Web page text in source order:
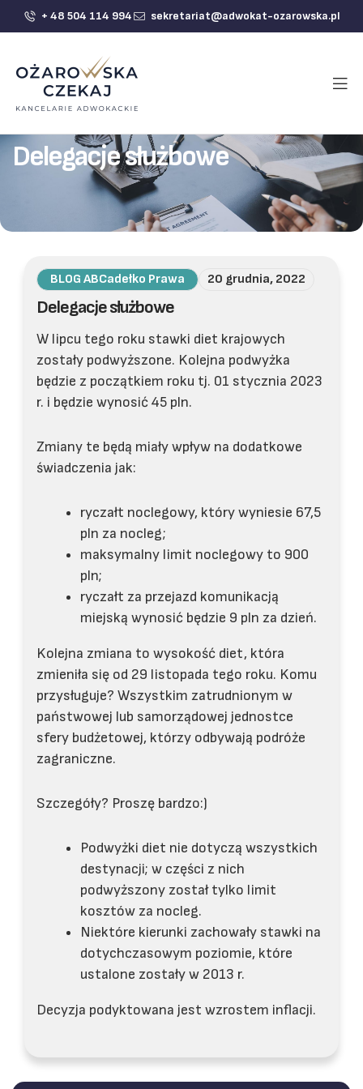
+ 48 504 114 994 sekretariat@adwokat-ozarowska.pl
Delegacje służbowe
BLOG ABCadełko Prawa 20 grudnia, 2022
Delegacje służbowe
W lipcu tego roku stawki diet krajowych
zostały podwyższone. Kolejna podwyżka
będzie z początkiem roku tj. 01 stycznia 2023
r. i będzie wynosić 45 pln.
Zmiany te będą miały wpływ na dodatkowe
świadczenia jak:
ryczałt noclegowy, który wyniesie 67,5
pln za nocleg;
maksymalny limit noclegowy to 900
pln;
ryczałt za przejazd komunikacją
miejską wynosić będzie 9 pln za dzień.
Kolejna zmiana to wysokość diet, która
zmieniła się od 29 listopada tego roku. Komu
przysługuje? Wszystkim zatrudnionym w
państwowej lub samorządowej jednostce
sfery budżetowej, którzy odbywają podróże
zagraniczne.
Szczegóły? Proszę bardzo:)
Podwyżki diet nie dotyczą wszystkich
destynacji; w części z nich
podwyższony został tylko limit
kosztów za nocleg.
Niektóre kierunki zachowały stawki na
dotychczasowym poziomie, które
ustalone zostały w 2013 r.
Decyzja podyktowana jest wzrostem inflacji.